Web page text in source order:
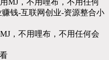
，不用哩布，不用任何会